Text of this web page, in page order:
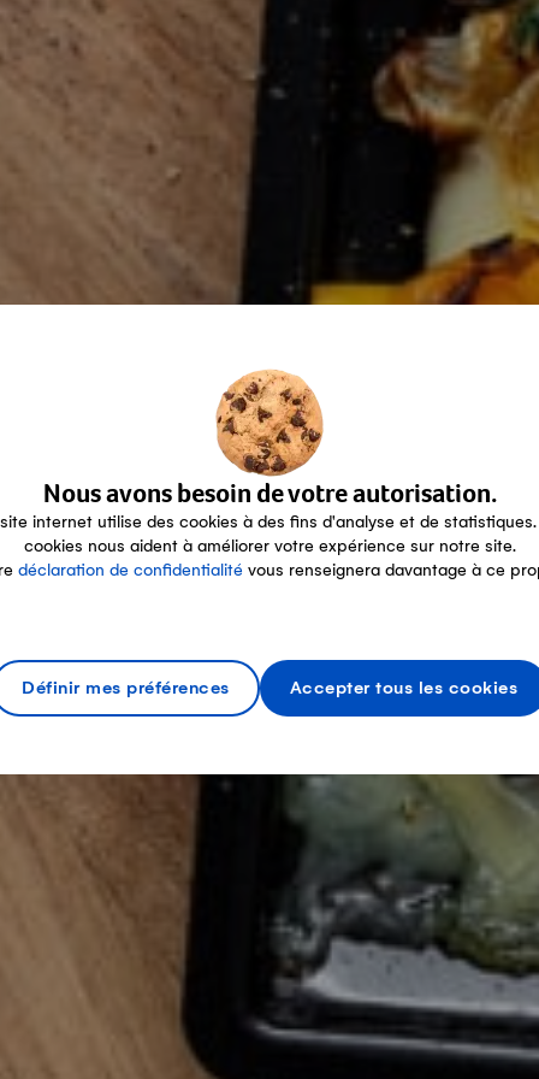
Nous avons besoin de votre autorisation.
internet utilise des cookies à des fins d'analyse et de statistiques.
cookies nous aident à améliorer votre expérience sur notre site.
déclaration de confidentialité vous renseignera davantage à ce
Définir mes préférences Accepter tous les cookies